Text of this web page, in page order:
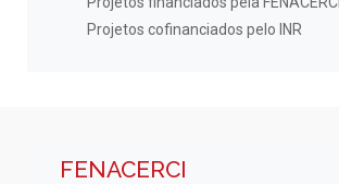
Projetos cofinanciados pelo INR
FENACERCI